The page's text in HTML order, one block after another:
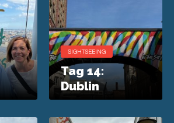
SIGHTSEEING
Tag 14:
Dublin